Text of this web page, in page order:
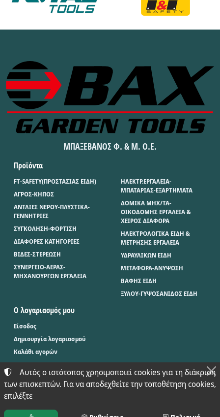
ΜΠΑΞΕΒΑΝΟΣ Φ. & Μ. Ο.Ε.
Προϊόντα
FT-SAFETY(ΠΡΟΣΤΑΣΙΑΣ ΕΙΔΗ)
ΑΓΡΟΣ-ΚΗΠΟΣ
ΑΝΤΛΙΕΣ ΝΕΡΟΥ-ΠΛΥΣΤΙΚΑ-
ΓΕΝΝΗΤΡΙΕΣ
ΣΥΓΚΟΛΗΣΗ-ΦΟΡΤΙΣΗ
ΔΙΑΦΟΡΕΣ ΚΑΤΗΓΟΡΙΕΣ
ΒΙΔΕΣ-ΣΤΕΡΕΩΣΗ
ΣΥΝΕΡΓΕΙΟ-ΑΕΡΑΣ-
ΜΗΧΑΝΟΥΡΓΩΝ ΕΡΓΑΛΕΙΑ
ΗΛΕΚΤΡ.ΕΡΓΑΛΕΙΑ-
ΜΠΑΤΑΡΙΑΣ-ΕΞΑΡΤΗΜΑΤΑ
ΔΟΜΙΚΑ ΜΗΧ/ΤΑ-
ΟΙΚΟΔΟΜΗΣ ΕΡΓΑΛΕΙΑ &
ΧΕΙΡΟΣ ΔΙΑΦΟΡΑ
ΗΛΕΚΤΡΟΛΟΓΙΚΑ ΕΙΔΗ &
ΜΕΤΡΗΣΗΣ ΕΡΓΑΛΕΙΑ
ΥΔΡΑΥΛΙΚΩΝ ΕΙΔΗ
ΜΕΤΑΦΟΡΑ-ΑΝΥΨΩΣΗ
ΒΑΦΗΣ ΕΙΔΗ
ΞΥΛΟΥ-ΓΥΨΟΣΑΝΙΔΟΣ ΕΙΔΗ
Ο λογαριασμός μου
Είσοδος
Δημιουργία λογαριασμού
Καλάθι αγορών
©2024-2026ΜΠΑΞΕΒΑΝΟΣ Φ. & Μ. Ο.Ε. - BAX.TOOLS
ΑΡΙΘΜΌΣ ΓΕΜΗ:
Αυτός ο ιστότοπος χρησιμοποιεί cookies για τη διάκριση
των επισκεπτών. Για να αποδεχθείτε την τοποθέτηση cookies,
επιλέξτε